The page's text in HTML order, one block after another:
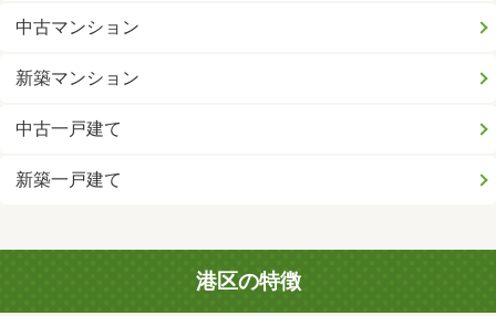
中古マンション
新築マンション
中古一戸建て
新築一戸建て
港区の特徴